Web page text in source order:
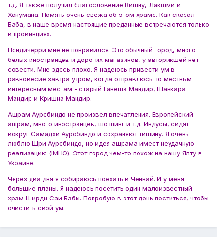
т.д. Я также получил благословение Вишну, Лакшми и
Ханумана. Память очень свежа об этом храме. Как сказал
Баба, в наше время настоящие преданные встречаются только
в провинциях.
Пондичерри мне не понравился. Это обычный город, много
белых иностранцев и дорогих магазинов, у авторикшей нет
совести. Мне здесь плохо. Я надеюсь привести ум в
равновесие завтра утром, когда отправлюсь по местным
интересным местам - старый Ганеша Мандир, Шанкара
Мандир и Кришна Мандир.
Ашрам Ауробиндо не произвел впечатления. Европейский
ашрам, много иностранцев, шоппинг и т.д. Индусы, сидят
вокруг Самадхи Ауробиндо и сохраняют тишину. Я очень
люблю Шри Ауробиндо, но идея ашрама имеет неудачную
реализацию (IMHO). Этот город чем-то похож на нашу Ялту в
Украине.
Через два дня я собираюсь поехать в Ченнай. И у меня
большие планы. Я надеюсь посетить один малоизвестный
храм Ширди Саи Бабы. Попробую в этот день поститься, чтобы
очистить свой ум.